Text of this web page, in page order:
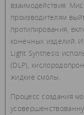
взаимодействия.
производителям
протипирования,
конечных изделий.
Light Synthesis
(DLP),
жидкие смолы.
Процесс создания